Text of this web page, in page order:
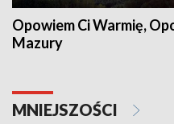
Opowiem Ci Warmię,
Mazury
MNIEJSZOŚCI